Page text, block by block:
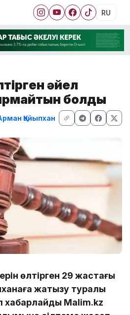
RU
әйел
болды
Қайыпхан
өлтірген 29 жастағы
жатқызу туралы
хабарлайды Malim.kz